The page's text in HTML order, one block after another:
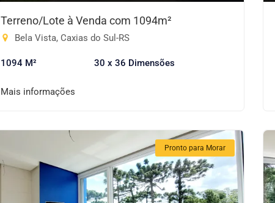
Terreno/Lote à Venda com 1094m²
Bela Vista, Caxias do Sul-RS
1094 M² 30 x 36 Dimensões
Mais informações
Pronto para Morar